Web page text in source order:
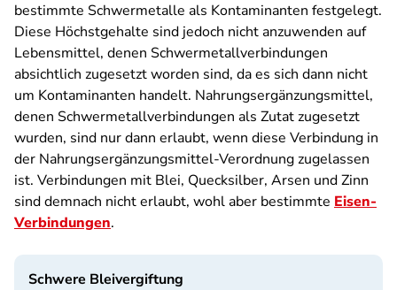
bestimmte Schwermetalle als Kontaminanten festgelegt.
Diese Höchstgehalte sind jedoch nicht anzuwenden auf
Lebensmittel, denen Schwermetallverbindungen
absichtlich zugesetzt worden sind, da es sich dann nicht
um Kontaminanten handelt. Nahrungsergänzungsmittel,
denen Schwermetallverbindungen als Zutat zugesetzt
wurden, sind nur dann erlaubt, wenn diese Verbindung in
der Nahrungsergänzungsmittel-Verordnung zugelassen
ist. Verbindungen mit Blei, Quecksilber, Arsen und Zinn
sind demnach nicht erlaubt, wohl aber bestimmte Eisen-
Verbindungen.
Schwere Bleivergiftung